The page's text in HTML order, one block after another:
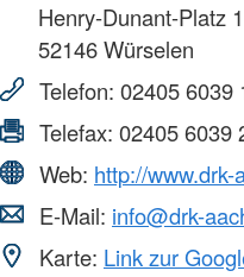
Henry-Dunant-Platz 1
52146Würselen
Telefon: 02405 6039
Telefax: 02405 6039
Web: http://www.drk-
E-Mail: info@drk-
Karte: Link zur